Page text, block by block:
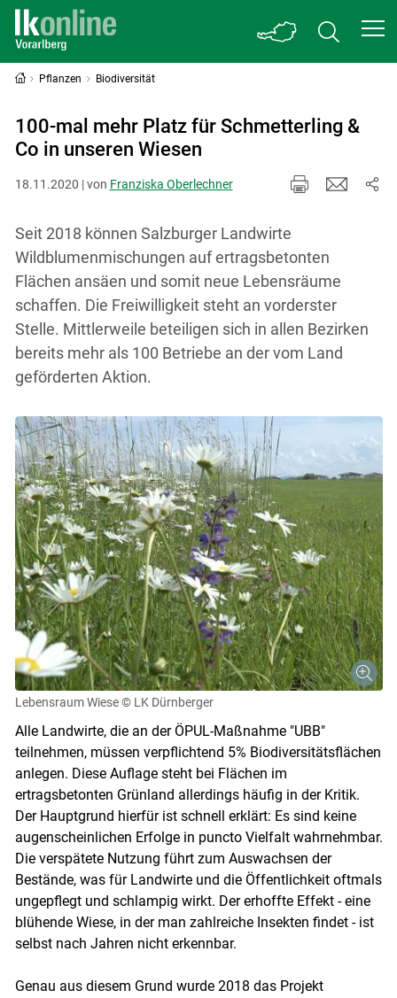
Pflanzen Biodiversität
100-mal mehr Platz für Schmetterling &
Co in unseren Wiesen
18.11.2020 | von Franziska Oberlechner
Seit 2018 können Salzburger Landwirte
Wildblumenmischungen auf ertragsbetonten
Flächen ansäen und somit neue Lebensräume
schaffen. Die Freiwilligkeit steht an vorderster
Stelle. Mittlerweile beteiligen sich in allen Bezirken
bereits mehr als 100 Betriebe an der vom Land
geförderten Aktion.
Lebensraum Wiese © LK Dürnberger
Alle Landwirte, die an der ÖPUL-Maßnahme "UBB"
teilnehmen, müssen verpflichtend 5% Biodiversitätsflächen
anlegen. Diese Auflage steht bei Flächen im
ertragsbetonten Grünland allerdings häufig in der Kritik.
Der Hauptgrund hierfür ist schnell erklärt: Es sind keine
augenscheinlichen Erfolge in puncto Vielfalt wahrnehmbar.
Die verspätete Nutzung führt zum Auswachsen der
Bestände, was für Landwirte und die Öffentlichkeit oftmals
ungepflegt und schlampig wirkt. Der erhoffte Effekt - eine
blühende Wiese, in der man zahlreiche Insekten findet - ist
selbst nach Jahren nicht erkennbar.
Genau aus diesem Grund wurde 2018 das Projekt